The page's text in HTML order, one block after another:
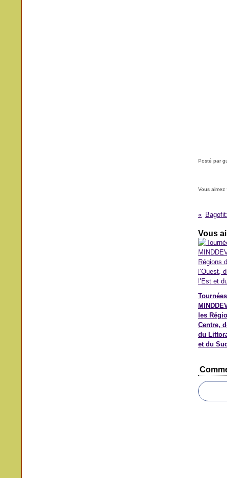
Posté par
Vous aimez
Vous
les
Centre,
du
et du Sud